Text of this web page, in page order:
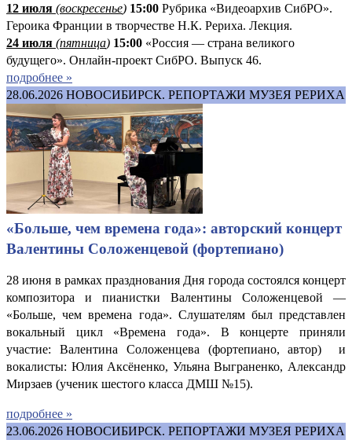
12 июля (воскресенье) 15:00 Рубрика «Видеоархив СибРО».
Героика Франции в творчестве Н.К. Рериха. Лекция.
24 июля (пятница) 15:00 «Россия — страна великого
будущего». Онлайн-проект СибРО. Выпуск 46.
подробнее »
28.06.2026 НОВОСИБИРСК. РЕПОРТАЖИ МУЗЕЯ РЕРИХА
«Больше, чем времена года»: авторский концерт
Валентины Соложенцевой (фортепиано)
28 июня в рамках празднования Дня города состоялся концерт
композитора и пианистки Валентины Соложенцевой —
«Больше, чем времена года». Слушателям был представлен
вокальный цикл «Времена года». В концерте приняли
участие: Валентина Соложенцева (фортепиано, автор) и
вокалисты: Юлия Аксёненко, Ульяна Выграненко, Александр
Мирзаев (ученик шестого класса ДМШ №15).
подробнее »
23.06.2026 НОВОСИБИРСК. РЕПОРТАЖИ МУЗЕЯ РЕРИХА